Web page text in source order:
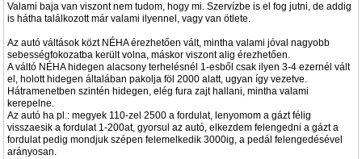
Valami baja van viszont nem tudom, hogy mi. Szervízbe is el fog jutni, de addig
is hátha találkozott már valami ilyennel, vagy van ötlete.
Az autó váltások közt NÉHA érezhetően vált, mintha valami jóval nagyobb
sebességfokozatba került volna, máskor viszont alig érezhetően.
A váltó NÉHA hidegen alacsony terhelésnél 1-esből csak ilyen 3-4 ezernél vált
el, holott hidegen általában pakolja föl 2000 alatt, ugyan így vezetve.
Hátramenetben szintén hidegen, elég fura zajt hallani, mintha valami
kerepelne.
Az autó ha pl.: megyek 110-zel 2500 a fordulat, lenyomom a gázt félig
visszaesik a fordulat 1-200at, gyorsul az autó, elkezdem felengedni a gázt a
fordulat pedig mondjuk szépen felemelkedik 3000ig, a pedál felengedésével
arányosan.